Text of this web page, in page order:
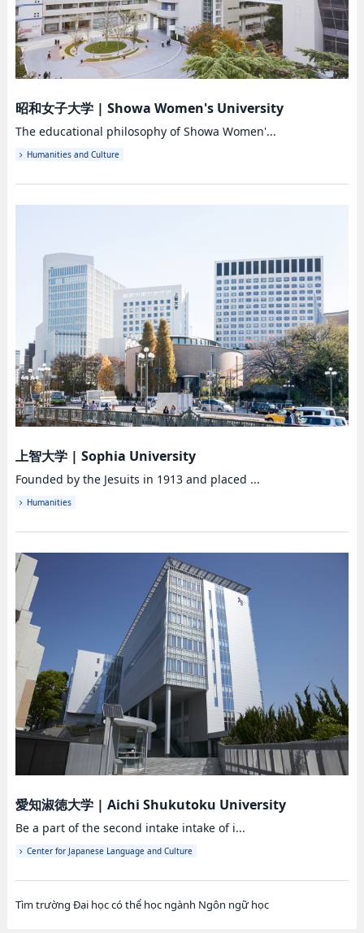
昭和女子大学| Showa Women's University
The educational philosophy of Showa Women'...
Humanities and Culture
上智大学| Sophia University
Founded by the Jesuits in 1913 and placed ...
Humanities
愛知淑徳大学| Aichi Shukutoku University
Be a part of the second intake intake of i...
Center for Japanese Language and Culture
Tìm trường Đại học có thể học ngành Ngôn ngữ học